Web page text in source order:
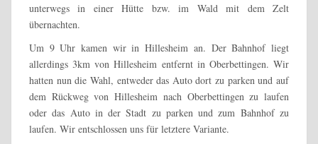
unterwegs in einer Hütte bzw. im Wald mit dem Zelt
übernachten.
Um 9 Uhr kamen wir in Hillesheim an. Der Bahnhof liegt
allerdings 3km von Hillesheim entfernt in Oberbettingen. Wir
hatten nun die Wahl, entweder das Auto dort zu parken und auf
dem Rückweg von Hillesheim nach Oberbettingen zu laufen
oder das Auto in der Stadt zu parken und zum Bahnhof zu
laufen. Wir entschlossen uns für letztere Variante.